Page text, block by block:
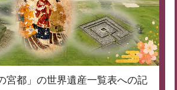
宮都」の世界遺産一覧表への記